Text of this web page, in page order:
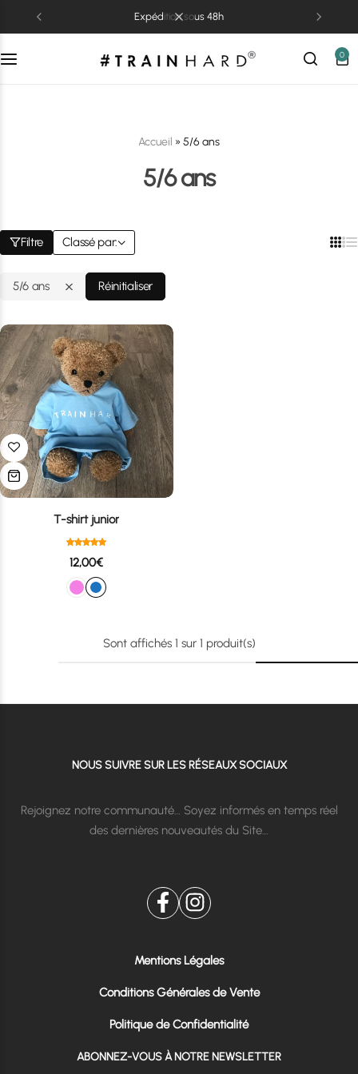
expédition sous 48h
0
Accueil » 5/6 ans
5/6 ans
Filtre Classé par:
5/6 ans Réinitialiser
T-shirt junior
12,00€
Sont affichés 1 sur 1 produit(s)
NOUS SUIVRE SUR LES RÉSEAUX SOCIAUX
Rejoignez notre communauté… Soyez informés en temps réel
des dernières nouveautés du Site…
Mentions Légales
Conditions Générales de Vente
Politique de Confidentialité
ABONNEZ-VOUS À NOTRE NEWSLETTER